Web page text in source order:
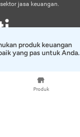
Produk
jasa keuangan.
Reserved.
produk keuangan
yang pas untuk Anda.